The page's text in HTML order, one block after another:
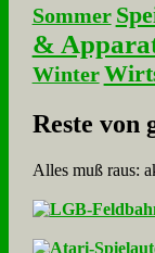
Sommer
&
Winter
Re­ste von
Alles muß raus: